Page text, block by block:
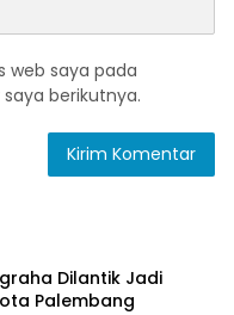
web saya pada
berikutnya.
Dilantik Jadi
Palembang